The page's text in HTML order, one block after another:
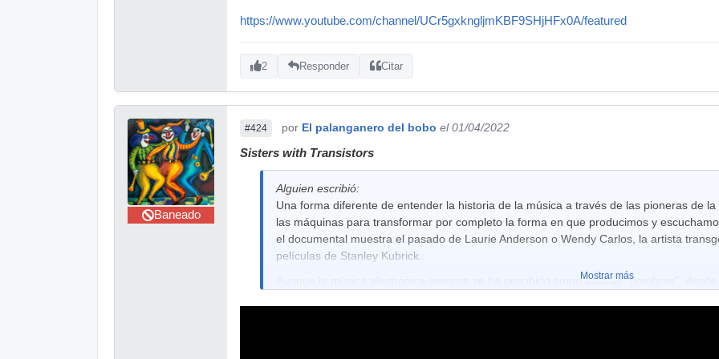
https://www.youtube.com/channel/UCr5gxkngljmKBF9SHjHFx0A/featured
2 Responder Citar
Baneado
#424 por El palanganero del bobo el 01/04/2022
Sisters with Transistors
Alguien escribió:
Una forma diferente de entender la historia de la música a través de las pioneras de
las máquinas para transformar por completo la forma en que producimos y
el documental muestra el pasado de Laurie Anderson o Wendy Carlos, la artista
películas de Stanley Kubrick.
Aunque la música electrónica siempre se ha percibido como algo de "hombres",
Mostrar más